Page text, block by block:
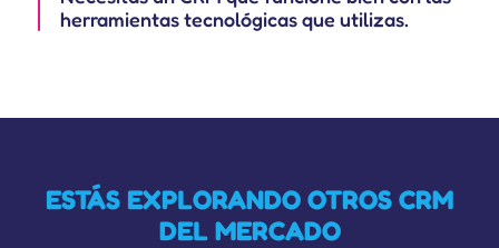
herramientas tecnológicas que utilizas.
ESTÁS EXPLORANDO OTROS CRM
DEL MERCADO